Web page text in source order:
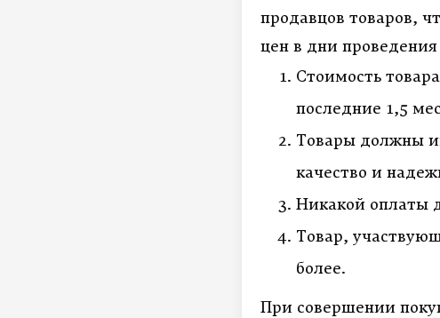
продавцов товаров,
цен в дни
Стоимость
последние 1,5
Товары должны
качество и
Никакой оплаты
Товар,
более.
При совершении